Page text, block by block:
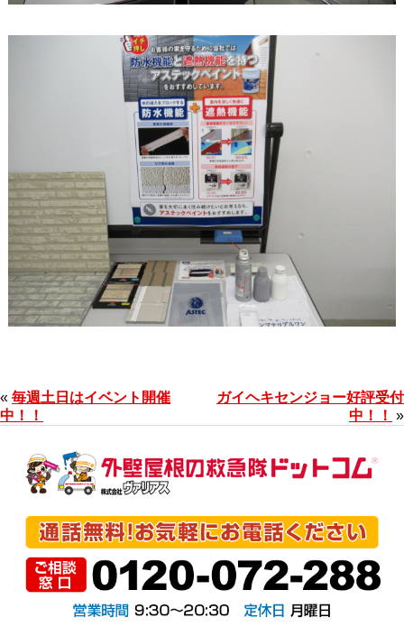
« 毎週土日はイベント開催
中！！
ガイヘキセンジョー好評受付
中！！ »